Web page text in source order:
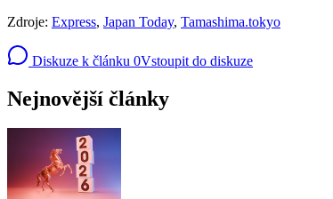
Zdroje: Express, Japan Today, Tamashima.tokyo
Diskuze k článku 0Vstoupit do diskuze
Nejnovější články